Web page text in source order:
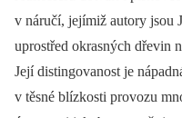
v náručí, jejímiž autory jsou
uprostřed okrasných dřevin
Její distingovanost je
v těsné blízkosti provozu